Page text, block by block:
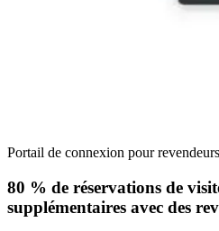
Portail de connexion pour
80 % de réservations de
supplémentaires avec des